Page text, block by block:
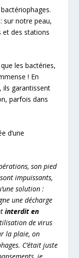
sur notre peau,
et des stations
les bactéries,
! En
ils garantissent
parfois dans
d’une
son pied
impuissants,
solution :
une décharge
interdit en
de virus
la plaie, on
C’était juste